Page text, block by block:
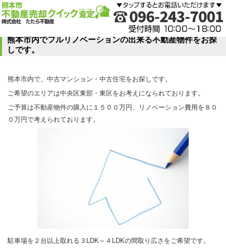
熊本市内でフルリノベーションの出来る不動産物件をお探
しです。
熊本市内で、中古マンション・中古住宅をお探しです。
ご希望のエリアは中央区東部・東区をお考えになられております。
ご予算は不動産物件の購入に１５００万円、リノベーション費用を８０
０万円で考えられております。
駐車場を２台以上取れる３LDK～４LDKの間取り広さをご希望です。